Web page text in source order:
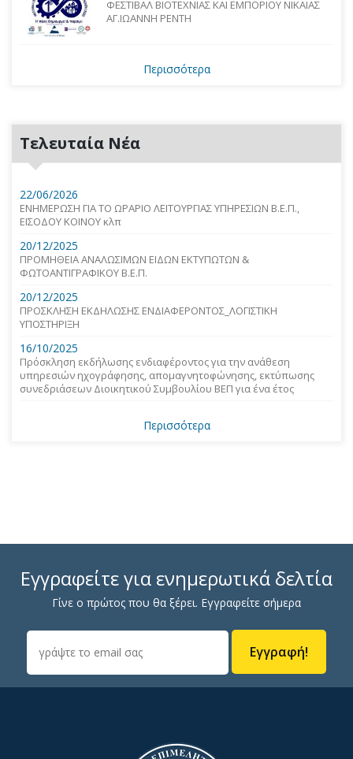
ΦΕΣΤΙΒΑΛ ΒΙΟΤΕΧΝΙΑΣ ΚΑΙ ΕΜΠΟΡΙΟΥ ΝΙΚΑΙΑΣ
ΑΓ.ΙΩΑΝΝΗ ΡΕΝΤΗ
Περισσότερα
Τελευταία Νέα
22/06/2026
ΕΝΗΜΕΡΩΣΗ ΓΙΑ ΤΟ ΩΡΑΡΙΟ ΛΕΙΤΟΥΡΓΙΑΣ ΥΠΗΡΕΣΙΩΝ Β.Ε.Π.,
ΕΙΣΟΔΟΥ ΚΟΙΝΟΥ κλπ
20/12/2025
ΠΡΟΜΗΘΕΙΑ ΑΝΑΛΩΣΙΜΩΝ ΕΙΔΩΝ ΕΚΤΥΠΩΤΩΝ &
ΦΩΤΟΑΝΤΙΓΡΑΦΙΚΟΥ Β.Ε.Π.
20/12/2025
ΠΡΟΣΚΛΗΣΗ ΕΚΔΗΛΩΣΗΣ ΕΝΔΙΑΦΕΡΟΝΤΟΣ_ΛΟΓΙΣΤΙΚΗ
ΥΠΟΣΤΗΡΙΞΗ
16/10/2025
Πρόσκληση εκδήλωσης ενδιαφέροντος για την ανάθεση
υπηρεσιών ηχογράφησης, απομαγνητοφώνησης, εκτύπωσης
συνεδριάσεων Διοικητικού Συμβουλίου ΒΕΠ για ένα έτος
Περισσότερα
Εγγραφείτε για ενημερωτικά δελτία
Γίνε ο πρώτος που θα ξέρει. Εγγραφείτε σήμερα
Εγγραφή!